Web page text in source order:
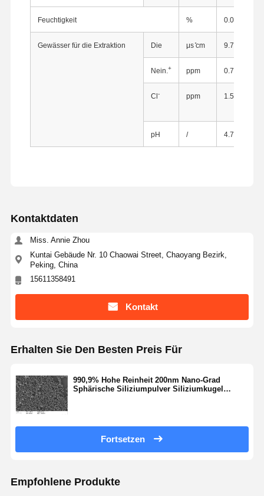
Qualitätskont
Rolle
Monodisperse Silica-Mikrokugeln
Silica-Nanosphären
Silica-Mikrosphären-Kosmetik
Sphärisches Aluminiumoxidpulver
Feuchtigkeit % 0.04
Gewässer für die Extraktion Die μs ̊cm 9.7
Nein. + ppm 0.7
Cl- ppm 1.5
pH / 4.78
Kontaktdaten
Miss. Annie Zhou
Kuntai Gebäude Nr. 10 Chaowai Street, Chaoyang Bezirk,
Peking, China
15611358491
Kontakt
Erhalten Sie Den Besten Preis Für
990,9% Hohe Reinheit 200nm Nano-Grad
Sphärische Siliziumpulver Siliziumkugel
Fortsetzen
Empfohlene Produkte